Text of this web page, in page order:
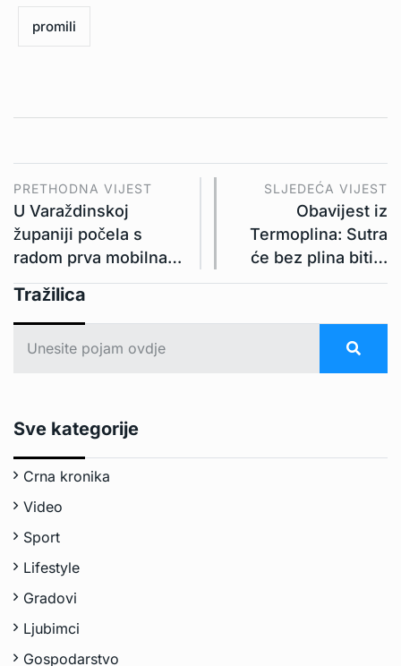
promili
PRETHODNA VIJEST
U Varaždinskoj
županiji počela s
radom prva mobilna…
SLJEDEĆA VIJEST
Obavijest iz
Termoplina: Sutra
će bez plina biti…
Tražilica
Sve kategorije
Crna kronika
Video
Sport
Lifestyle
Gradovi
Ljubimci
Gospodarstvo